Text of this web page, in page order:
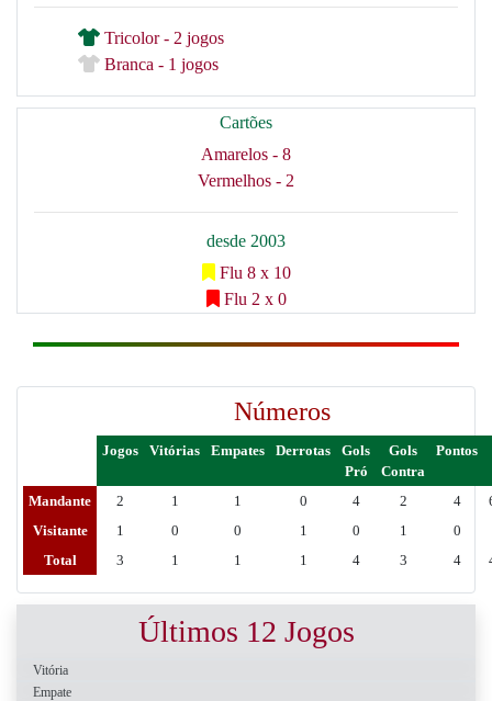
Tricolor - 2 jogos
Branca - 1 jogos
Cartões
Amarelos - 8
Vermelhos - 2
desde 2003
Flu 8 x 10
Flu 2 x 0
Números
Jogos Vitórias Empates Derrotas
Gols
Pró
Gols
Contra
Pontos
Mandante 2 1 1 0 4 2 4
Visitante
1 0 0 1 0 1
0
Total
3 1 1 1 4 3 4
Últimos 12 Jogos
Vitória
Empate